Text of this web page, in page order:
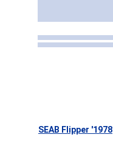
SEAB Flipper '1978